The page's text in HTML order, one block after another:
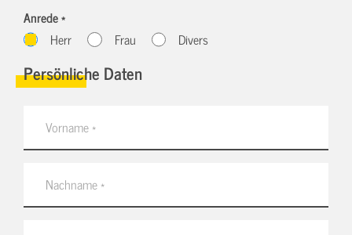
Anrede *
Herr
Frau Divers
Persönliche Daten